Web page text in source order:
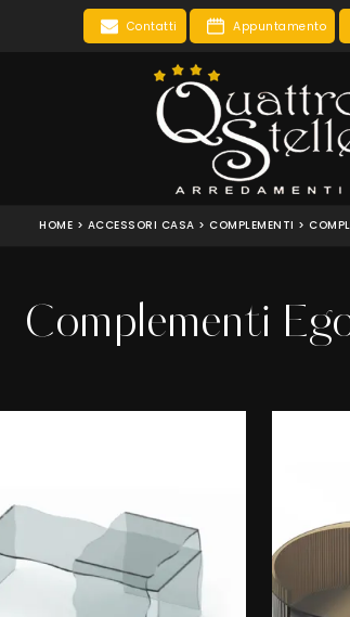
Contatti Appuntamento
HOME > ACCESSORI CASA >COMPLEMENTI >
Complementi